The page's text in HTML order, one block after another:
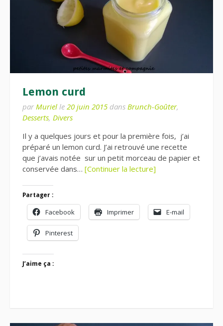
Lemon curd
par Muriel le 20 juin 2015 dans Brunch-Goûter,
Desserts, Divers
Il y a quelques jours et pour la première fois, j’ai
préparé un lemon curd. J’ai retrouvé une recette
que j’avais notée sur un petit morceau de papier et
conservée dans… [Continuer la lecture]
Partager :
Facebook Imprimer E-mail
Pinterest
J’aime ça :